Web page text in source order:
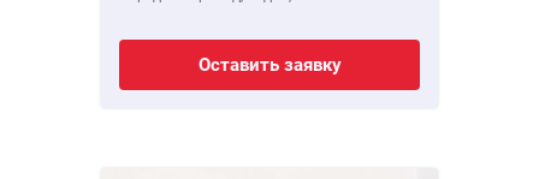
Оставить заявку